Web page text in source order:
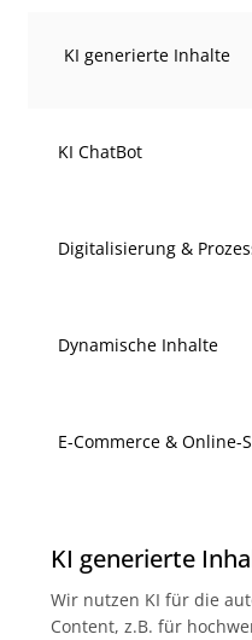
KI generierte Inhalte
KI ChatBot
Digitalisierung &
Dynamische Inhalte
E-Commerce & Online-
KI generierte
Wir nutzen KI für die
Content, z.B. für